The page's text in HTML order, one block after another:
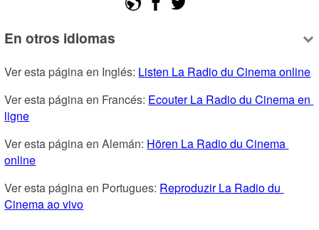
En otros idiomas
Ver esta página en Inglés: Listen La Radio du Cinema online
Ver esta página en Francés: Ecouter La Radio du Cinema en
ligne
Ver esta página en Alemán: Hören La Radio du Cinema
online
Ver esta página en Portugues: Reproduzir La Radio du
Cinema ao vivo